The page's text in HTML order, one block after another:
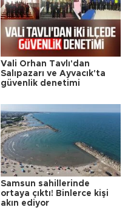
Vali Orhan Tavlı'dan
Salıpazarı ve Ayvacık'ta
güvenlik denetimi
Samsun sahillerinde
ortaya çıktı! Binlerce kişi
akın ediyor